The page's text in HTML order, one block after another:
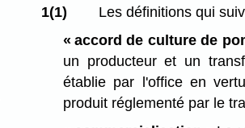
1(1)
Les définitions qui
« accord de culture de
un producteur et un
établie par l'office en
produit réglementé par le